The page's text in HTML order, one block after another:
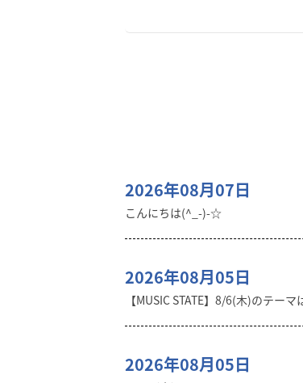
2026年08月07日
こんにちは(^_-)-☆
2026年08月05日
【MUSIC STATE】8/6(木)のテーマ
2026年08月05日